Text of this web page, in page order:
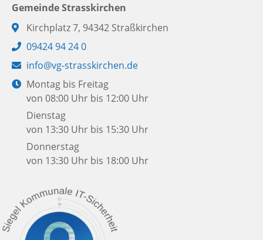
Gemeinde Strasskirchen
Adresse:
Kirchplatz 7, 94342 Straßkirchen
Telefon:
09424 94 24 0
E-
Mail:
info@vg-strasskirchen.de
Öffnungszeiten:
Montag bis Freitag
von 08:00 Uhr bis 12:00 Uhr
Dienstag
von 13:30 Uhr bis 15:30 Uhr
Donnerstag
von 13:30 Uhr bis 18:00 Uhr